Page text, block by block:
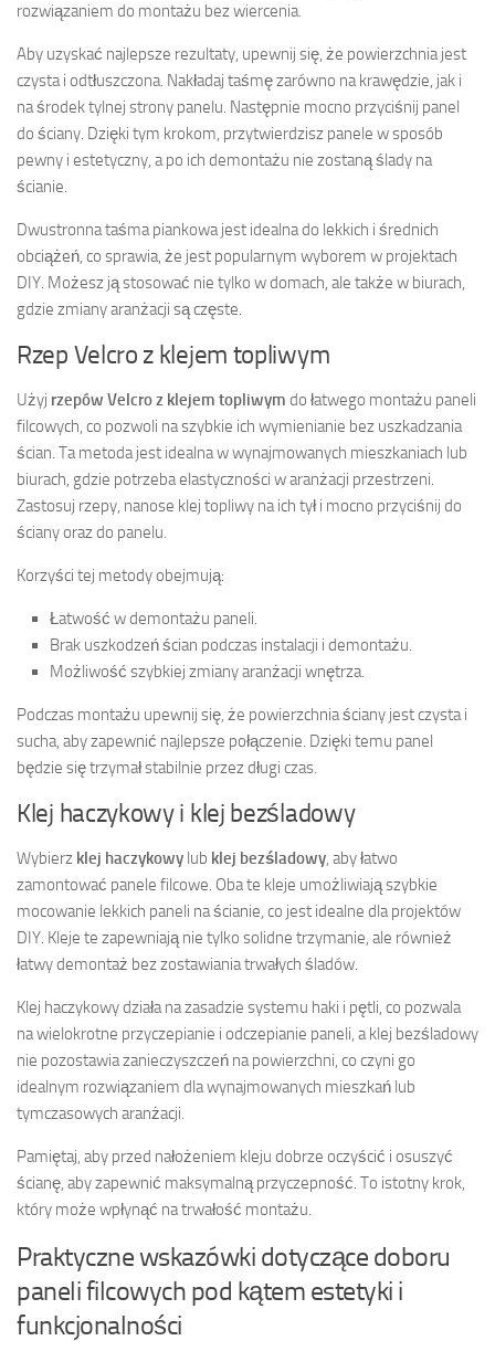
rozwiązaniem do montażu bez wiercenia.
Aby uzyskać najlepsze rezultaty, upewnij się, że powierzchnia jest
czysta i odtłuszczona. Nakładaj taśmę zarówno na krawędzie, jak i
na środek tylnej strony panelu. Następnie mocno przyciśnij panel
do ściany. Dzięki tym krokom, przytwierdzisz panele w sposób
pewny i estetyczny, a po ich demontażu nie zostaną ślady na
ścianie.
Dwustronna taśma piankowa jest idealna do lekkich i średnich
obciążeń, co sprawia, że jest popularnym wyborem w projektach
DIY. Możesz ją stosować nie tylko w domach, ale także w biurach,
gdzie zmiany aranżacji są częste.
Rzep Velcro z klejem topliwym
Użyj rzepów Velcro z klejem topliwym do łatwego montażu paneli
filcowych, co pozwoli na szybkie ich wymienianie bez uszkadzania
ścian. Ta metoda jest idealna w wynajmowanych mieszkaniach lub
biurach, gdzie potrzeba elastyczności w aranżacji przestrzeni.
Zastosuj rzepy, nanose klej topliwy na ich tył i mocno przyciśnij do
ściany oraz do panelu.
Korzyści tej metody obejmują:
Łatwość w demontażu paneli.
Brak uszkodzeń ścian podczas instalacji i demontażu.
Możliwość szybkiej zmiany aranżacji wnętrza.
Podczas montażu upewnij się, że powierzchnia ściany jest czysta i
sucha, aby zapewnić najlepsze połączenie. Dzięki temu panel
będzie się trzymał stabilnie przez długi czas.
Klej haczykowy i klej bezśladowy
Wybierz klej haczykowy lub klej bezśladowy, aby łatwo
zamontować panele filcowe. Oba te kleje umożliwiają szybkie
mocowanie lekkich paneli na ścianie, co jest idealne dla projektów
DIY. Kleje te zapewniają nie tylko solidne trzymanie, ale również
łatwy demontaż bez zostawiania trwałych śladów.
Klej haczykowy działa na zasadzie systemu haki i pętli, co pozwala
na wielokrotne przyczepianie i odczepianie paneli, a klej bezśladowy
nie pozostawia zanieczyszczeń na powierzchni, co czyni go
idealnym rozwiązaniem dla wynajmowanych mieszkań lub
tymczasowych aranżacji.
Pamiętaj, aby przed nałożeniem kleju dobrze oczyścić i osuszyć
ścianę, aby zapewnić maksymalną przyczepność. To istotny krok,
który może wpłynąć na trwałość montażu.
Praktyczne wskazówki dotyczące doboru
paneli filcowych pod kątem estetyki i
funkcjonalności